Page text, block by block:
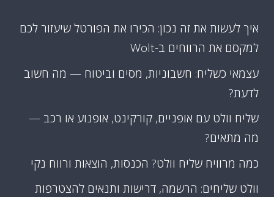
איך לעשות את זה נכון: הכירו את הפורטל שיעזור לכם
למקסם את הרווחים ב-Wolt
עצמאי כשליח: חשבוניות, מסים וביטוח — מה חשוב
לדעת?
שליח וולט עם אופניים, קורקינט, אופנוע או רכב —
מה מתאים?
כמה מרוויח שליח וולט? הכנסות, הוצאות ורווח נקי
וולט שליחים: הרשמה, דרישות ותנאים להצטרפות